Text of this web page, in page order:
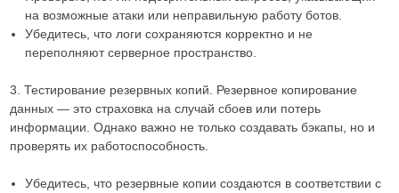
на возможные атаки или неправильную работу ботов.
Убедитесь, что логи сохраняются корректно и не
переполняют серверное пространство.
3. Тестирование резервных копий. Резервное копирование
данных — это страховка на случай сбоев или потерь
информации. Однако важно не только создавать бэкапы, но и
проверять их работоспособность.
Убедитесь, что резервные копии создаются в соответствии с